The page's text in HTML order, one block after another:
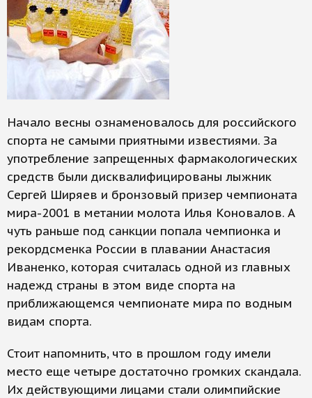
Начало весны ознаменовалось для российского
спорта не самыми приятными известиями. За
употребление запрещенных фармакологических
средств были дисквалифицированы лыжник
Сергей Ширяев и бронзовый призер чемпионата
мира-2001 в метании молота Илья Коновалов. А
чуть раньше под санкции попала чемпионка и
рекордсменка России в плавании Анастасия
Иваненко, которая считалась одной из главных
надежд страны в этом виде спорта на
приближающемся чемпионате мира по водным
видам спорта.
Стоит напомнить, что в прошлом году имели
место еще четыре достаточно громких скандала.
Их действующими лицами стали олимпийские